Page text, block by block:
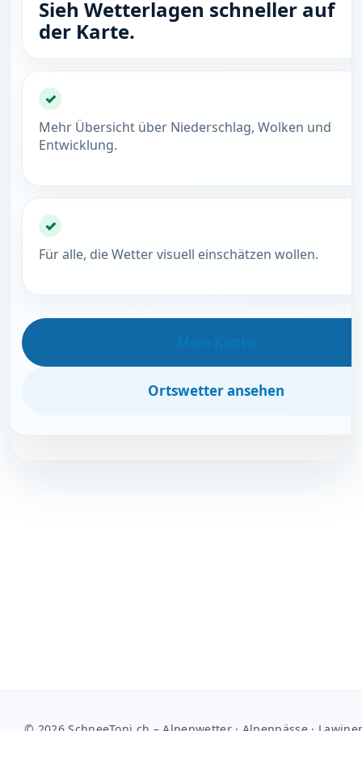
Sieh Wetterlagen schneller auf
der Karte.
✓
Mehr Übersicht über Niederschlag, Wolken und
Entwicklung.
✓
Für alle, die Wetter visuell einschätzen wollen.
Ortswetter ansehen
© 2026 SchneeToni.ch – Alpenwetter · Alpenpässe ·